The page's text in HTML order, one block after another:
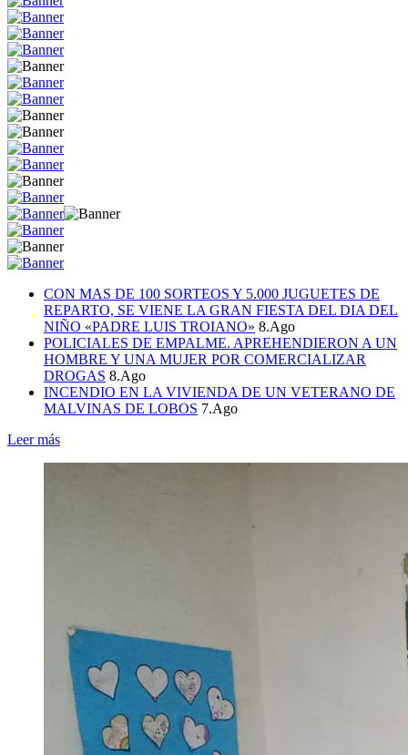
CON MAS DE 100 SORTEOS Y 5.000 JUGUETES DE
REPARTO, SE VIENE LA GRAN FIESTA DEL DIA DEL
NIÑO «PADRE LUIS TROIANO» 8.Ago
POLICIALES DE EMPALME. APREHENDIERON A UN
HOMBRE Y UNA MUJER POR COMERCIALIZAR
DROGAS 8.Ago
INCENDIO EN LA VIVIENDA DE UN VETERANO DE
MALVINAS DE LOBOS 7.Ago
Leer más